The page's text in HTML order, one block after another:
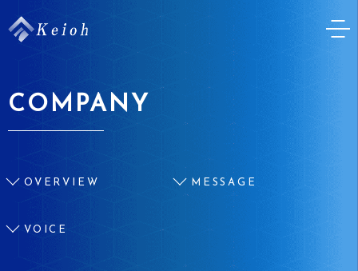
COMPANY
OVERVIEW MESSAGE
VOICE